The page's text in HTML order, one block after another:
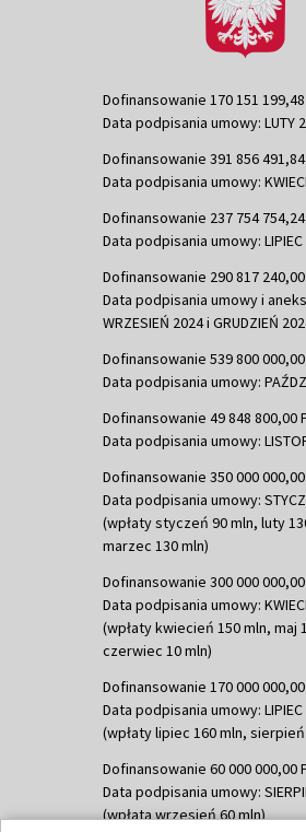
Dofinansowanie 170 151 199,48
Data podpisania umowy: LUTY
Dofinansowanie 391 856 491,84
Data podpisania umowy:
Dofinansowanie 237 754 754,24
Data podpisania umowy: LIPIEC
Dofinansowanie 290 817 240,00
Data podpisania umowy i
WRZESIEŃ 2024 i GRUDZIEŃ
Dofinansowanie 539 800 000,00
Data podpisania umowy:
Dofinansowanie 49 848 800,00
Data podpisania umowy:
Dofinansowanie 350 000 000,00
Data podpisania umowy:
(wpłaty styczeń 90 mln, luty
marzec 130 mln)
Dofinansowanie 300 000 000,00
Data podpisania umowy:
(wpłaty kwiecień 150 mln, maj
czerwiec 10 mln)
Dofinansowanie 170 000 000,00
Data podpisania umowy: LIPIEC
(wpłaty lipiec 160 mln, sierpień
Dofinansowanie 60 000 000,00
Data podpisania umowy:
(wpłata wrzesień 60 mln)